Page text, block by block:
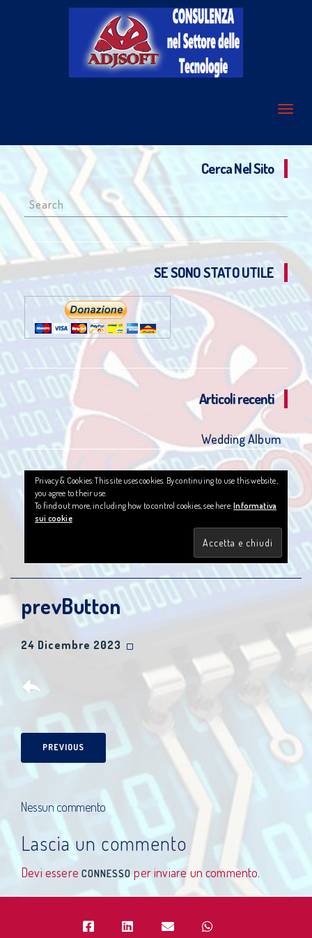
Cerca Nel Sito
Search
for:
SE SONO STATO UTILE
Articoli recenti
Wedding Album
Privacy & Cookies: This site uses cookies. By continuing to use this website,
you agree to their use.
To find out more, including how to control cookies, see here:Informativa
sui cookie
prevButton
24 Dicembre 2023
PREVIOUS
Nessun commento
Lascia un commento
Devi essereCONNESSO per inviare un commento.